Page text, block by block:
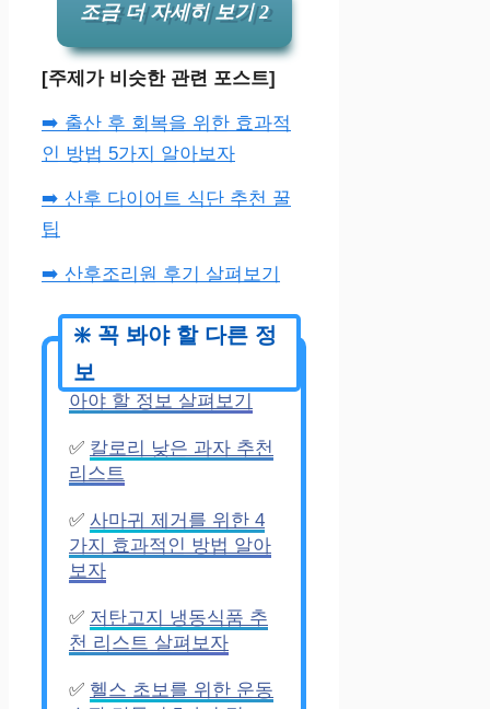
조금 더 자세히 보기 2
[주제가 비슷한 관련 포스트]
➡️ 출산 후 회복을 위한 효과적
인 방법 5가지 알아보자
➡️ 산후 다이어트 식단 추천 꿀
팁
➡️ 산후조리원 후기 살펴보기
✅PT 추천 전 반드시 알
아야 할 정보 살펴보기
✅ 칼로리 낮은 과자 추천
리스트
✅ 사마귀 제거를 위한 4
가지 효과적인 방법 알아
보자
✅ 저탄고지 냉동식품 추
천 리스트 살펴보자
✅ 헬스 초보를 위한 운동